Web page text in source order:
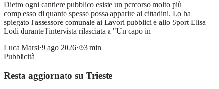
Dietro ogni cantiere pubblico esiste un percorso molto più
complesso di quanto spesso possa apparire ai cittadini. Lo ha
spiegato l'assessore comunale ai Lavori pubblici e allo Sport Elisa
Lodi durante l'intervista rilasciata a "Un capo in
Luca Marsi·9 ago 2026·
3 min
Pubblicità
Resta aggiornato su Trieste